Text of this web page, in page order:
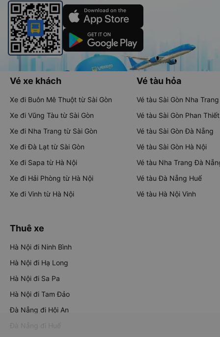
Vé xe khách
Xe đi Buôn Mê Thuột từ Sài Gòn
Xe đi Vũng Tàu từ Sài Gòn
Xe đi Nha Trang từ Sài Gòn
Xe đi Đà Lạt từ Sài Gòn
Xe đi Sapa từ Hà Nội
Xe đi Hải Phòng từ Hà Nội
Xe đi Vinh từ Hà Nội
Vé tàu hỏa
Vé tàu Sài Gòn Nha Trang
Vé tàu Sài Gòn Phan Thiết
Vé tàu Sài Gòn Đà Nẵng
Vé tàu Sài Gòn Hà Nội
Vé tàu Nha Trang Đà
Vé tàu Đà Nẵng Huế
Vé tàu Hà Nội Vinh
Thuê xe
Hà Nội đi Ninh Bình
Hà Nội đi Hạ Long
Hà Nội đi Sa Pa
Hà Nội đi Tam Đảo
Đà Nẵng đi Hội An
Đà Nẵng đi Huế